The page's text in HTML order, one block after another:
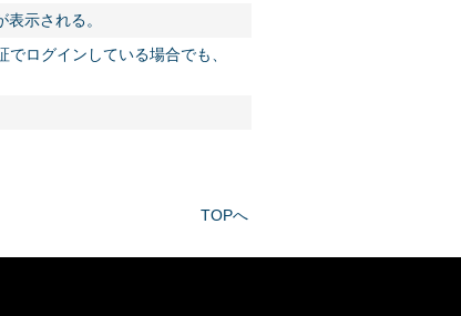
示される。
ログインしている場合でも、
TOPへ